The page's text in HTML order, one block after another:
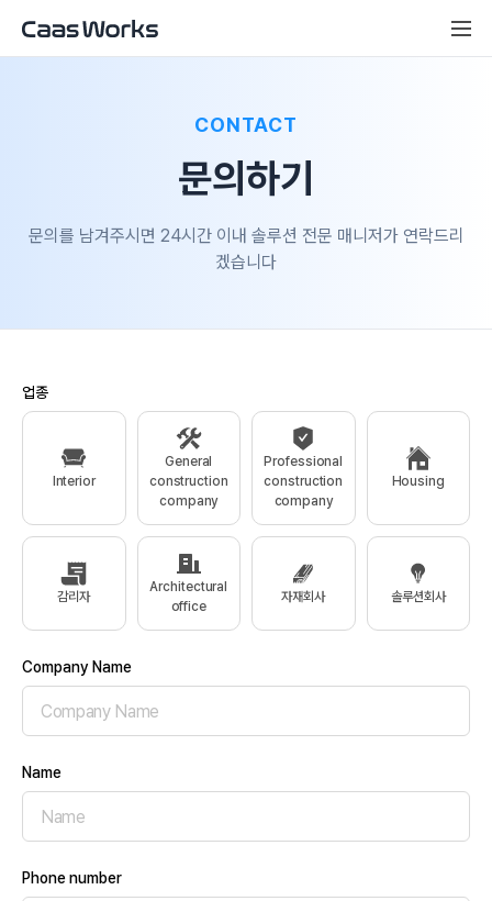
CONTACT
문의하기
문의를 남겨주시면 24시간 이내 솔루션 전문 매니저가 연락드리
겠습니다
업종
Interior
General
construction
company
Professional
construction
company
Housing
감리자
Architectural
office
자재회사 솔루션회사
Company Name
Name
Phone number